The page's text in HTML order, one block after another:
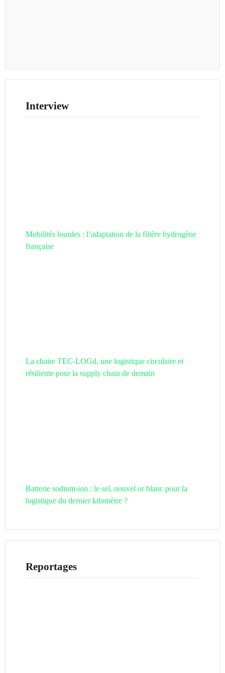
Interview
Mobilités lourdes : l’adaptation de la filière hydrogène
française
La chaire TEC-LOGd, une logistique circulaire et
résiliente pour la supply chain de demain
Batterie sodium-ion : le sel, nouvel or blanc pour la
logistique du dernier kilomètre ?
Reportages